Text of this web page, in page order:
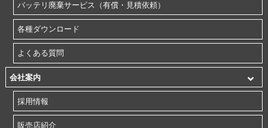
バッテリ廃棄サービス（有償・見積依頼）
各種ダウンロード
よくある質問
会社案内
採用情報
販売店紹介